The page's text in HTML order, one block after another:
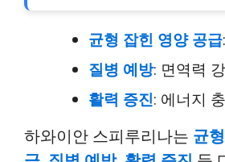
균형 잡힌 영양 공급
질병 예방: 면역력
활력 증진: 에너지
하와이안 스피루리나는 균